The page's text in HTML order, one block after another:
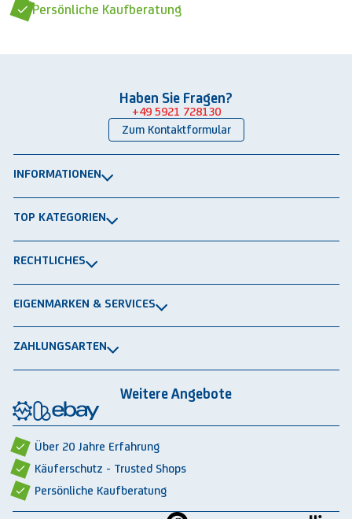
Persönliche Kaufberatung
Haben Sie Fragen?
+49 5921 728130
Zum Kontaktformular
INFORMATIONEN
Newsletter
TOP KATEGORIEN
Schwerlastregale
Lagerbehälten
RECHTLICHES
Datenschutz
Cookie-Einstellungen
EIGENMARKEN & SERVICES
Integrationspartner
Rückbauten & Ankauf gebrauchter Lagertechnik
ZAHLUNGSARTEN
Über 20 Jahre Erfahrung
Käuferschutz - Trusted Shops
Persönliche Kaufberatung
Weitere Angebote